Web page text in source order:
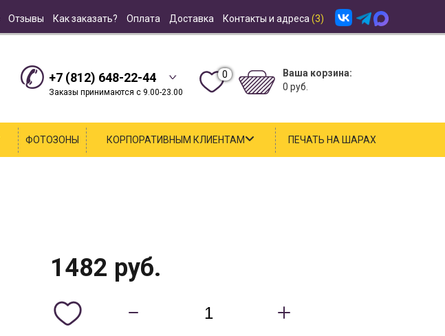
Отзывы Как заказать? Оплата Доставка Контакты и адреса (3)
+7 (812) 648-22-44
Заказы принимаются с 9.00-23.00
0
Ваша корзина:
0 руб.
ФОТОЗОНЫ КОРПОРАТИВНЫМ КЛИЕНТАМ ПЕЧАТЬ НА ШАРАХ
1482 руб.